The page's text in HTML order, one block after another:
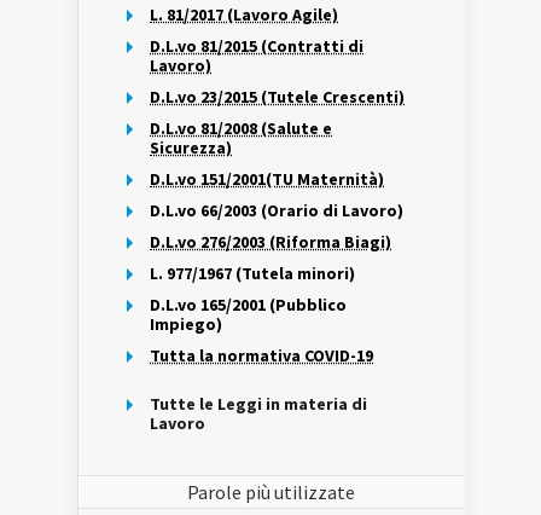
L. 81/2017 (Lavoro Agile)
D.L.vo 81/2015 (Contratti di
Lavoro)
D.L.vo 23/2015 (Tutele Crescenti)
D.L.vo 81/2008 (Salute e
Sicurezza)
D.L.vo 151/2001(TU Maternità)
D.L.vo 66/2003 (Orario di Lavoro)
D.L.vo 276/2003 (Riforma Biagi)
L. 977/1967 (Tutela minori)
D.L.vo 165/2001 (Pubblico
Impiego)
Tutta la normativa COVID-19
Tutte le Leggi in materia di
Lavoro
Parole più utilizzate